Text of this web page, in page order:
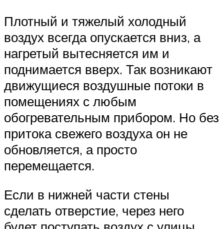
Плотный и тяжелый холодный
воздух всегда опускается вниз, а
нагретый вытесняется им и
поднимается вверх. Так возникают
движущиеся воздушные потоки в
помещениях с любым
обогревательным прибором. Но без
притока свежего воздуха он не
обновляется, а просто
перемещается.
Если в нижней части стены
сделать отверстие, через него